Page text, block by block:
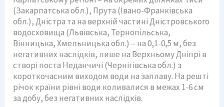
(Закарпатська обл.), Прута (Івано-Франківська
обл.), Дністра та на верхній частині Дністровського
водосховища (Львівська, Тернопільська,
Вінницька, Хмельницька обл.) – на 0,1-0,5 м, без
негативних наслідків, лише на Верхньому Дніпрі в
створі поста Неданчичі (Чернігівська обл.) з
короткочасним виходом води на заплаву. На решті
річок країни рівні води коливалися в межах 1-6 см
за добу, без негативних наслідків.